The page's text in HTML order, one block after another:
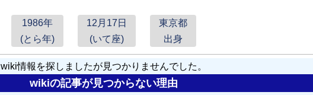
1986年
(とら年)
12月17日
(いて座)
東京都
出身
wiki情報を探しましたが見つかりませんでした。
wikiの記事が見つからない理由